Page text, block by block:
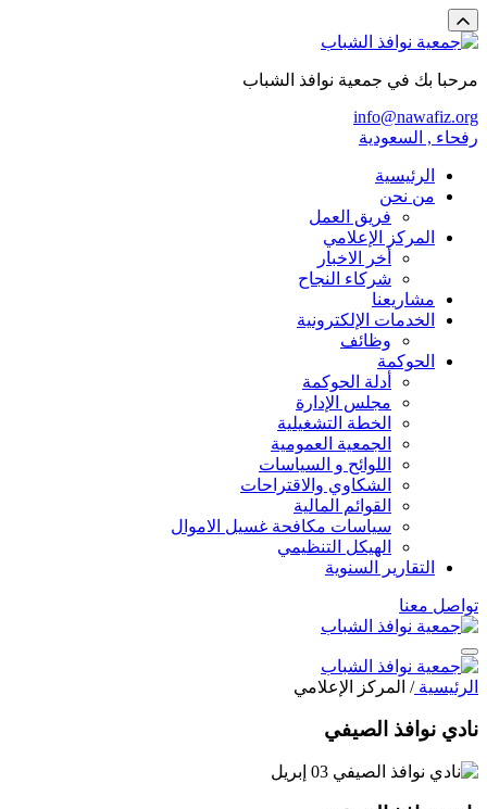
مرحبا بك في جمعية نوافذ الشباب
info@nawafiz.org
رفحاء , السعودية
الرئيسية
من نحن
فريق العمل
المركز الإعلامي
أخر الاخبار
شركاء النجاح
مشاريعنا
الخدمات الإلكترونية
وظائف
الحوكمة
أدلة الحوكمة
مجلس الإدارة
الخطة التشغيلية
الجمعية العمومية
اللوائح و السياسات
الشكاوي والاقتراحات
القوائم المالية
سياسات مكافحة غسيل الاموال
الهيكل التنظيمي
التقارير السنوية
تواصل معنا
الرئيسية/ المركز الإعلامي
نادي نوافذ الصيفي
03 إبريل